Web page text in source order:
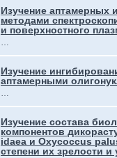
Изучение аптамерных
методами
и поверхностного
…
Изучение
аптамерными
…
Изучение состава
компонентов
idaea и Oxycoccus
степени их зрелости